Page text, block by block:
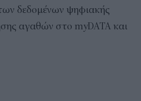
δεδομένων ψηφιακής
αγαθών στο myDATA και